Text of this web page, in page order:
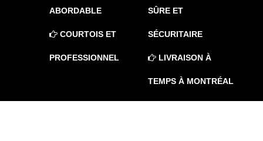
ABORDABLE
COURTOIS ET
PROFESSIONNEL
SÛRE ET
SÉCURITAIRE
LIVRAISON À
TEMPS À MONTRÉAL